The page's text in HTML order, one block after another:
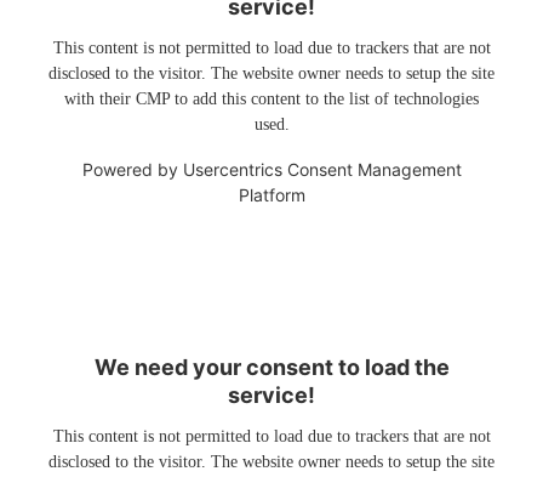
service!
This content is not permitted to load due to trackers that are not
disclosed to the visitor. The website owner needs to setup the site
with their CMP to add this content to the list of technologies
used.
Powered by Usercentrics Consent Management
Platform
We need your consent to load the
service!
This content is not permitted to load due to trackers that are not
disclosed to the visitor. The website owner needs to setup the site